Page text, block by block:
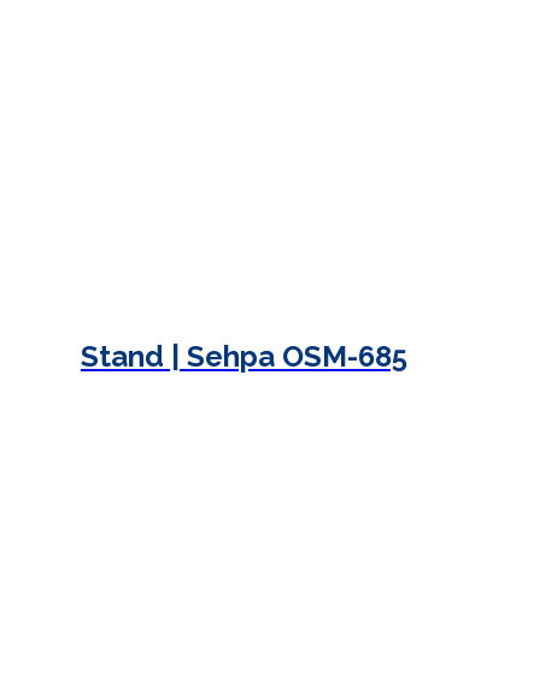
Stand | Sehpa OSM-685